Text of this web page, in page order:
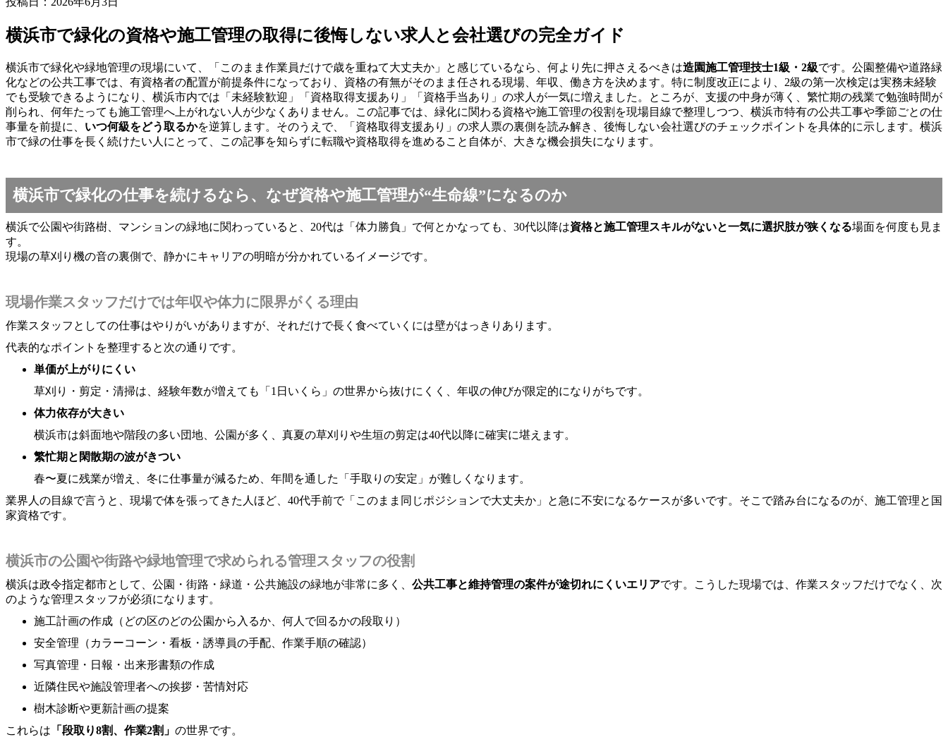
横浜市で緑化の資格や施工管理の取得に後悔しない求人と会社選びの完全ガイド
横浜市で緑化や緑地管理の現場にいて、「このまま作業員だけで歳を重ねて大丈夫か」と感じているなら、何より先に押さえるべきは造園施工管理技士1級・2級です。公園整備や道路緑
化などの公共工事では、有資格者の配置が前提条件になっており、資格の有無がそのまま任される現場、年収、働き方を決めます。特に制度改正により、2級の第一次検定は実務未経験
でも受験できるようになり、横浜市内では「未経験歓迎」「資格取得支援あり」「資格手当あり」の求人が一気に増えました。ところが、支援の中身が薄く、繁忙期の残業で勉強時間が
削られ、何年たっても施工管理へ上がれない人が少なくありません。この記事では、緑化に関わる資格や施工管理の役割を現場目線で整理しつつ、横浜市特有の公共工事や季節ごとの仕
事量を前提に、 いつ何級をどう取るかを逆算します。そのうえで、「資格取得支援あり」の求人票の裏側を読み解き、後悔しない会社選びのチェックポイントを具体的に示します。横浜
市で緑の仕事を長く続けたい人にとって、この記事を知らずに転職や資格取得を進めること自体が、大きな機会損失になります。
横浜市で緑化の仕事を続けるなら、なぜ資格や施工管理が“生命線”になるのか
横浜で公園や街路樹、マンションの緑地に関わっていると、20代は「体力勝負」で何とかなっても、30代以降は資格と施工管理スキルがないと一気に選択肢が狭くなる場面を何度も見ま
す。
現場の草刈り機の音の裏側で、静かにキャリアの明暗が分かれているイメージです。
現場作業スタッフだけでは年収や体力に限界がくる理由
作業スタッフとしての仕事はやりがいがありますが、それだけで長く食べていくには壁がはっきりあります。
代表的なポイントを整理すると次の通りです。
単価が上がりにくい
草刈り・剪定・清掃は、経験年数が増えても「1日いくら」の世界から抜けにくく、年収の伸びが限定的になりがちです。
体力依存が大きい
横浜市は斜面地や階段の多い団地、公園が多く、真夏の草刈りや生垣の剪定は40代以降に確実に堪えます。
繁忙期と閑散期の波がきつい
春〜夏に残業が増え、冬に仕事量が減るため、年間を通した「手取りの安定」が難しくなります。
業界人の目線で言うと、現場で体を張ってきた人ほど、40代手前で「このまま同じポジションで大丈夫か」と急に不安になるケースが多いです。そこで踏み台になるのが、施工管理と国
家資格です。
横浜市の公園や街路や緑地管理で求められる管理スタッフの役割
横浜は政令指定都市として、公園・街路・緑道・公共施設の緑地が非常に多く、 公共工事と維持管理の案件が途切れにくいエリアです。こうした現場では、作業スタッフだけでなく、次
のような管理スタッフが必須になります。
施工計画の作成（どの区のどの公園から入るか、何人で回るかの段取り）
安全管理（カラーコーン・看板・誘導員の手配、作業手順の確認）
写真管理・日報・出来形書類の作成
近隣住民や施設管理者への挨拶・苦情対応
樹木診断や更新計画の提案
これらは 「段取り8割、作業2割」 の世界です。